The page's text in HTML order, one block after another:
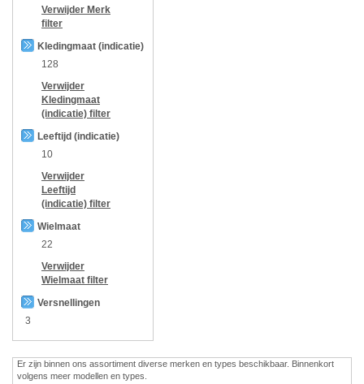
Verwijder Merk
filter
Kledingmaat (indicatie)
128
Verwijder
Kledingmaat
(indicatie) filter
Leeftijd (indicatie)
10
Verwijder
Leeftijd
(indicatie) filter
Wielmaat
22
Verwijder
Wielmaat filter
Versnellingen
3
Er zijn binnen ons assortiment diverse merken en types beschikbaar. Binnenkort
volgens meer modellen en types.